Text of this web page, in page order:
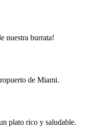
nuestra burrata!
de Miami.
plato rico y saludable.